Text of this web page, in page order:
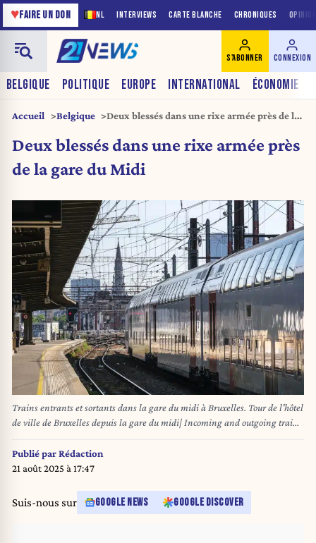
NL INTERVIEWS CARTE BLANCHE CHRONIQUES
♥FAIRE UN DON
BELGIQUE POLITIQUE EUROPE INTERNATIONAL ÉCONOMIE
S'ABONNER CONNEXION
Accueil Belgique
Deux blessés dans une rixe armée près de la
Deux blessés dans une rixe armée près
de la gare du Midi
Trains entrants et sortants dans la gare du midi à Bruxelles. Tour de l'hôtel
de ville de Bruxelles depuis la gare du midi| Incoming and outgoing trains
at Brussels Midi station. Town hall tower from the Midi Station
20/05/2025
Publié parRédaction
21 août 2025 à 17:47
Suis-nous sur GOOGLE NEWS GOOGLE DISCOVER